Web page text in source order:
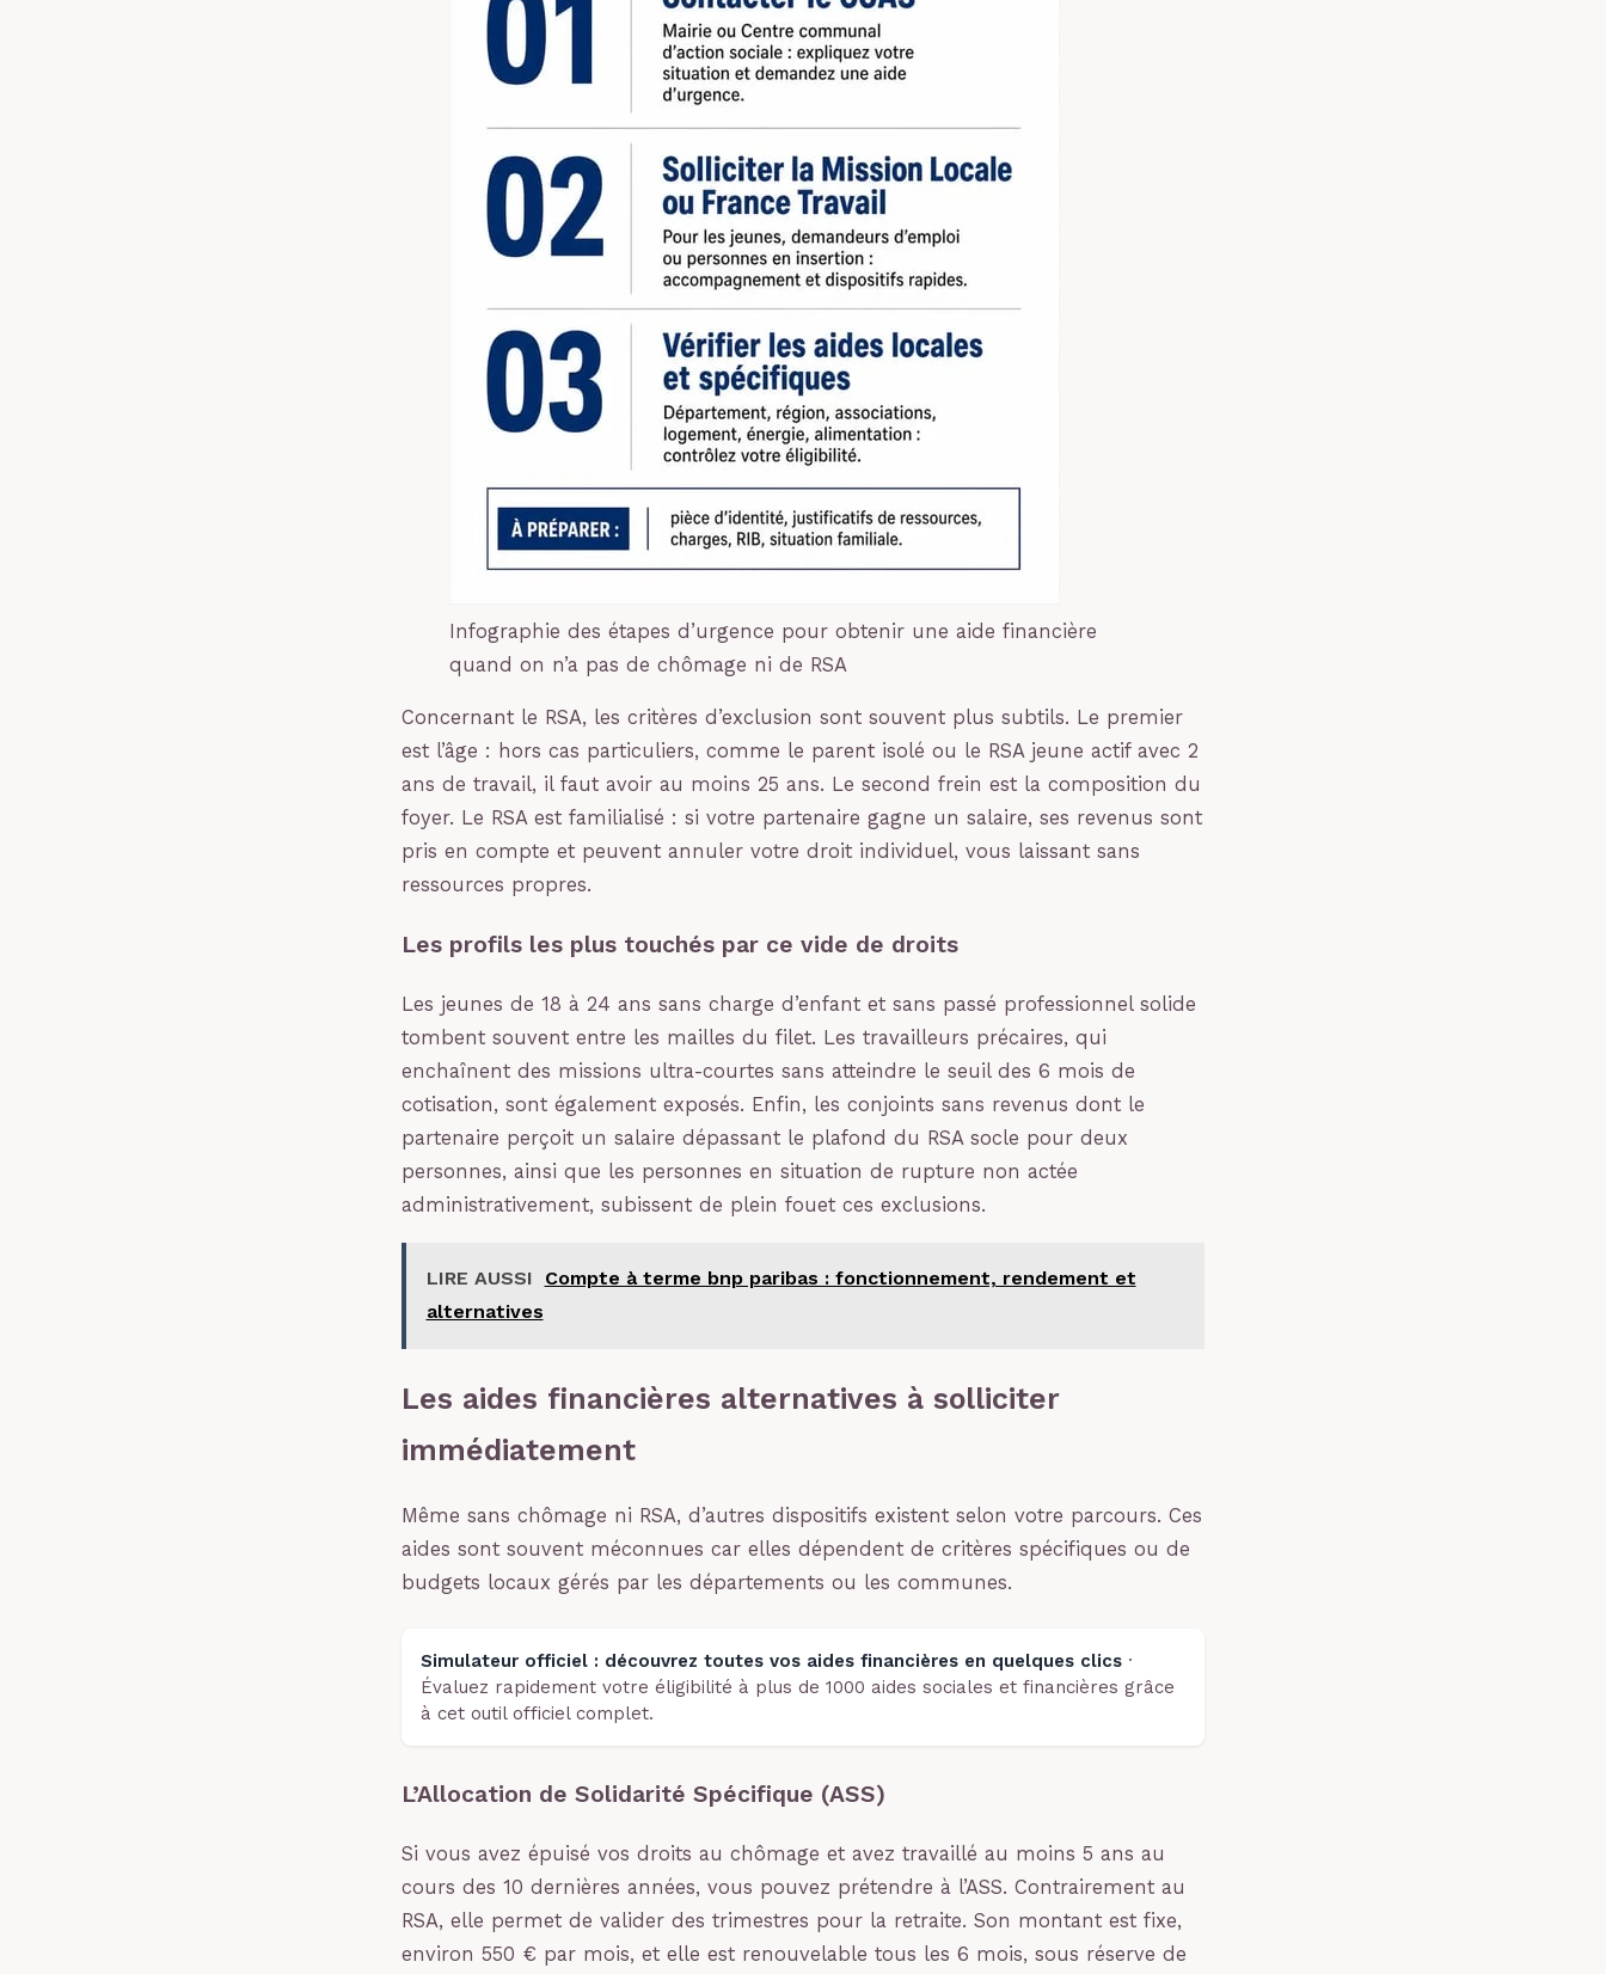
Infographie des étapes d’urgence pour obtenir une aide financière
quand on n’a pas de chômage ni de RSA
Concernant le RSA, les critères d’exclusion sont souvent plus subtils. Le premier
est l’âge : hors cas particuliers, comme le parent isolé ou le RSA jeune actif avec 2
ans de travail, il faut avoir au moins 25 ans. Le second frein est la composition du
foyer. Le RSA est familialisé : si votre partenaire gagne un salaire, ses revenus sont
pris en compte et peuvent annuler votre droit individuel, vous laissant sans
ressources propres.
Les profils les plus touchés par ce vide de droits
Les jeunes de 18 à 24 ans sans charge d’enfant et sans passé professionnel solide
tombent souvent entre les mailles du filet. Les travailleurs précaires, qui
enchaînent des missions ultra-courtes sans atteindre le seuil des 6 mois de
cotisation, sont également exposés. Enfin, les conjoints sans revenus dont le
partenaire perçoit un salaire dépassant le plafond du RSA socle pour deux
personnes, ainsi que les personnes en situation de rupture non actée
administrativement, subissent de plein fouet ces exclusions.
LIRE AUSSI
Compte à terme bnp paribas : fonctionnement, rendement et
alternatives
Les aides financières alternatives à solliciter
immédiatement
Même sans chômage ni RSA, d’autres dispositifs existent selon votre parcours. Ces
aides sont souvent méconnues car elles dépendent de critères spécifiques ou de
budgets locaux gérés par les départements ou les communes.
Simulateur officiel : découvrez toutes vos aides financières en quelques clics ·
Évaluez rapidement votre éligibilité à plus de 1000 aides sociales et financières grâce
à cet outil officiel complet.
L’Allocation de Solidarité Spécifique (ASS)
Si vous avez épuisé vos droits au chômage et avez travaillé au moins 5 ans au
cours des 10 dernières années, vous pouvez prétendre à l’ASS. Contrairement au
RSA, elle permet de valider des trimestres pour la retraite. Son montant est fixe,
environ 550 € par mois, et elle est renouvelable tous les 6 mois, sous réserve de